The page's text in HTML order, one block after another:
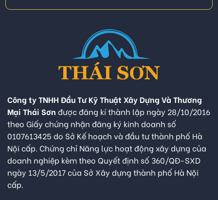
Công ty TNHH Đầu Tư Kỹ Thuật Xây Dựng Và Thương
Mại Thái Sơn được đăng kí thành lập ngày 28/10/2016
theo Giấy chứng nhận đăng ký kinh doanh số
0107613425 do Sở Kế hoạch và đầu tư thành phố Hà
Nội cấp. Chứng chỉ Năng lực hoạt động xây dựng của
doanh nghiệp kèm theo Quyết định số 360/QĐ-SXD
ngày 13/5/2017 của Sở Xây dựng thành phố Hà Nội
cấp.